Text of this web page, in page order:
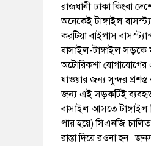
রাজধানী ঢাকা কিংবা
অনেকেই টাঙ্গাইল
করটিয়া বাইপাস
বাসাইল-টাঙ্গাইল
অটোরিকশা যোগাযোগের
যাওয়ার জন্য সুন্দর
জন্য এই সড়কটিই
বাসাইল আসতে টাঙ্গাইল
পার হয়ে) সিএনজি
রাস্তা দিয়ে রওনা হন।